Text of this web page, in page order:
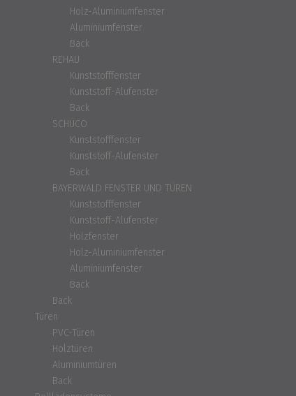
Holz-Aluminiumfenster
Aluminiumfenster
Back
REHAU
Kunststofffenster
Kunststoff-Alufenster
Back
SCHÜCO
Kunststofffenster
Kunststoff-Alufenster
Back
BAYERWALD FENSTER UND TÜREN
Kunststofffenster
Kunststoff-Alufenster
Holzfenster
Holz-Aluminiumfenster
Aluminiumfenster
Back
Back
Türen
PVC-Türen
Holztüren
Aluminiumtüren
Back